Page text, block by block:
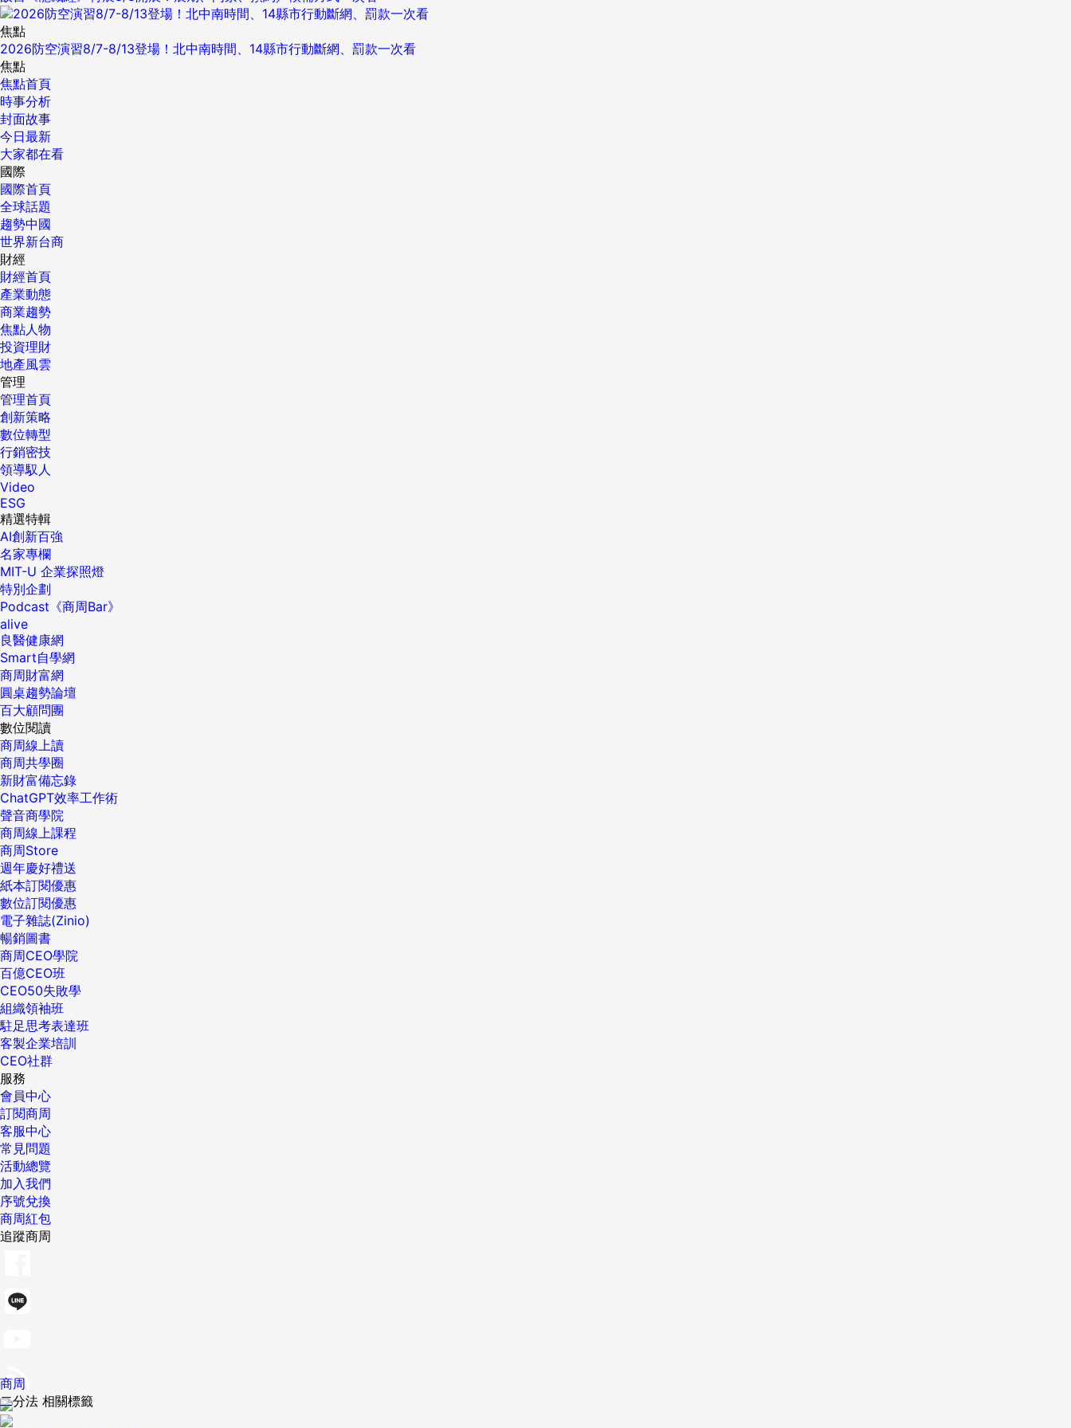
焦點
2026防空演習8/7-8/13登場！北中南時間、14縣市行動斷網、罰款一次看
焦點
焦點首頁
時事分析
封面故事
今日最新
大家都在看
國際
國際首頁
全球話題
趨勢中國
世界新台商
財經
財經首頁
產業動態
商業趨勢
焦點人物
投資理財
地產風雲
管理
管理首頁
創新策略
數位轉型
行銷密技
領導馭人
Video
ESG
精選特輯
AI創新百強
名家專欄
MIT-U 企業探照燈
特別企劃
Podcast《商周Bar》
alive
良醫健康網
Smart自學網
商周財富網
圓桌趨勢論壇
百大顧問團
數位閱讀
商周線上讀
商周共學圈
新財富備忘錄
ChatGPT效率工作術
聲音商學院
商周線上課程
商周Store
週年慶好禮送
紙本訂閱優惠
數位訂閱優惠
電子雜誌(Zinio)
暢銷圖書
商周CEO學院
百億CEO班
CEO50失敗學
組織領袖班
駐足思考表達班
客製企業培訓
CEO社群
服務
會員中心
訂閱商周
客服中心
常見問題
活動總覽
加入我們
序號兌換
商周紅包
追蹤商周
商周
二分法 相關標籤